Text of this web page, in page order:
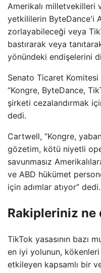
Amerikalı
yetkililerin ByteDance'i
zorlayabileceği veya
bastırarak veya
yönündeki endişelerini
Senato Ticaret Komitesi
“Kongre, ByteDance,
şirketi cezalandırmak
dedi.
Cartwell, “Kongre,
gözetim, kötü niyetli
savunmasız
ve ABD hükümet
için adımlar atıyor”
Rakipleriniz ne
TikTok yasasının bazı
en iyi yolunun,
etkileyen kapsamlı bir